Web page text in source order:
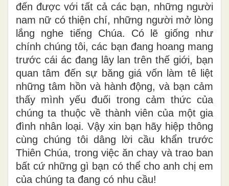
đến được với tất cả các bạn, những người
nam nữ có thiện chí, những người mở lòng
lắng nghe tiếng Chúa. Có lẽ giống như
chính chúng tôi, các bạn đang hoang mang
trước cái ác đang lây lan trên thế giới, bạn
quan tâm đến sự băng giá vốn làm tê liệt
những tâm hồn và hành động, và bạn cảm
thấy mình yếu đuối trong cảm thức của
chúng ta thuộc về thành viên của một gia
đình nhân loại. Vậy xin bạn hãy hiệp thông
cùng chúng tôi dâng lời cầu khẩn trước
Thiên Chúa, trong việc ăn chay và trao ban
bất cứ những gì bạn có thể cho anh chị em
của chúng ta đang có nhu cầu!